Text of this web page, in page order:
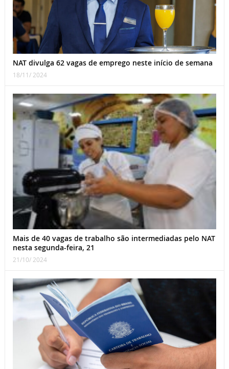
NAT divulga 62 vagas de emprego neste início de semana
18/11/ 2024
Mais de 40 vagas de trabalho são intermediadas pelo NAT
nesta segunda-feira, 21
21/10/ 2024